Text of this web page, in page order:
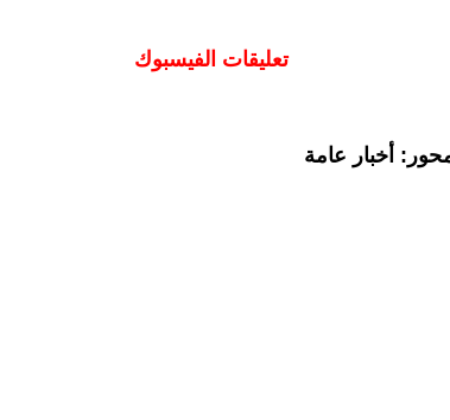
تعليقات الفيسبوك
أخبار عامة